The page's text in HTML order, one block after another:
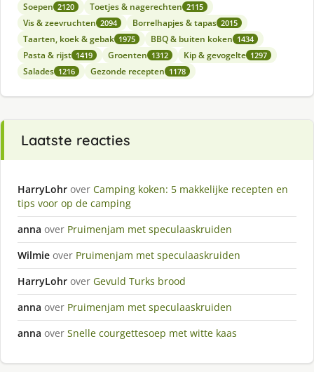
Soepen 2120 Toetjes & nagerechten 2115
Vis & zeevruchten 2094 Borrelhapjes & tapas 2015
Taarten, koek & gebak 1975 BBQ & buiten koken 1434
Pasta & rijst 1419 Groenten 1312 Kip & gevogelte 1297
Salades 1216 Gezonde recepten 1178
Laatste reacties
HarryLohr over Camping koken: 5 makkelijke recepten en
tips voor op de camping
anna over Pruimenjam met speculaaskruiden
Wilmie over Pruimenjam met speculaaskruiden
HarryLohr over Gevuld Turks brood
anna over Pruimenjam met speculaaskruiden
anna over Snelle courgettesoep met witte kaas